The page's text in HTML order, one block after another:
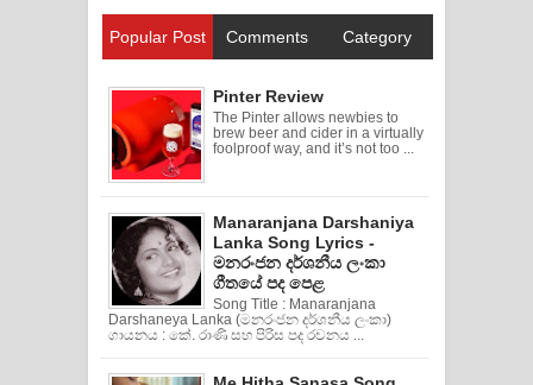
Popular Post Comments Category
Pinter Review
The Pinter allows newbies to
brew beer and cider in a virtually
foolproof way, and it’s not too ...
Manaranjana Darshaniya
Lanka Song Lyrics -
මනරංජන දර්ශනීය ලංකා
ගීතයේ පද පෙළ
Song Title : Manaranjana
Darshaneya Lanka (මනරංජන දර්ශනීය ලංකා)
ගායනය : කේ. රාණි සහ පිරිස පද රචනය ...